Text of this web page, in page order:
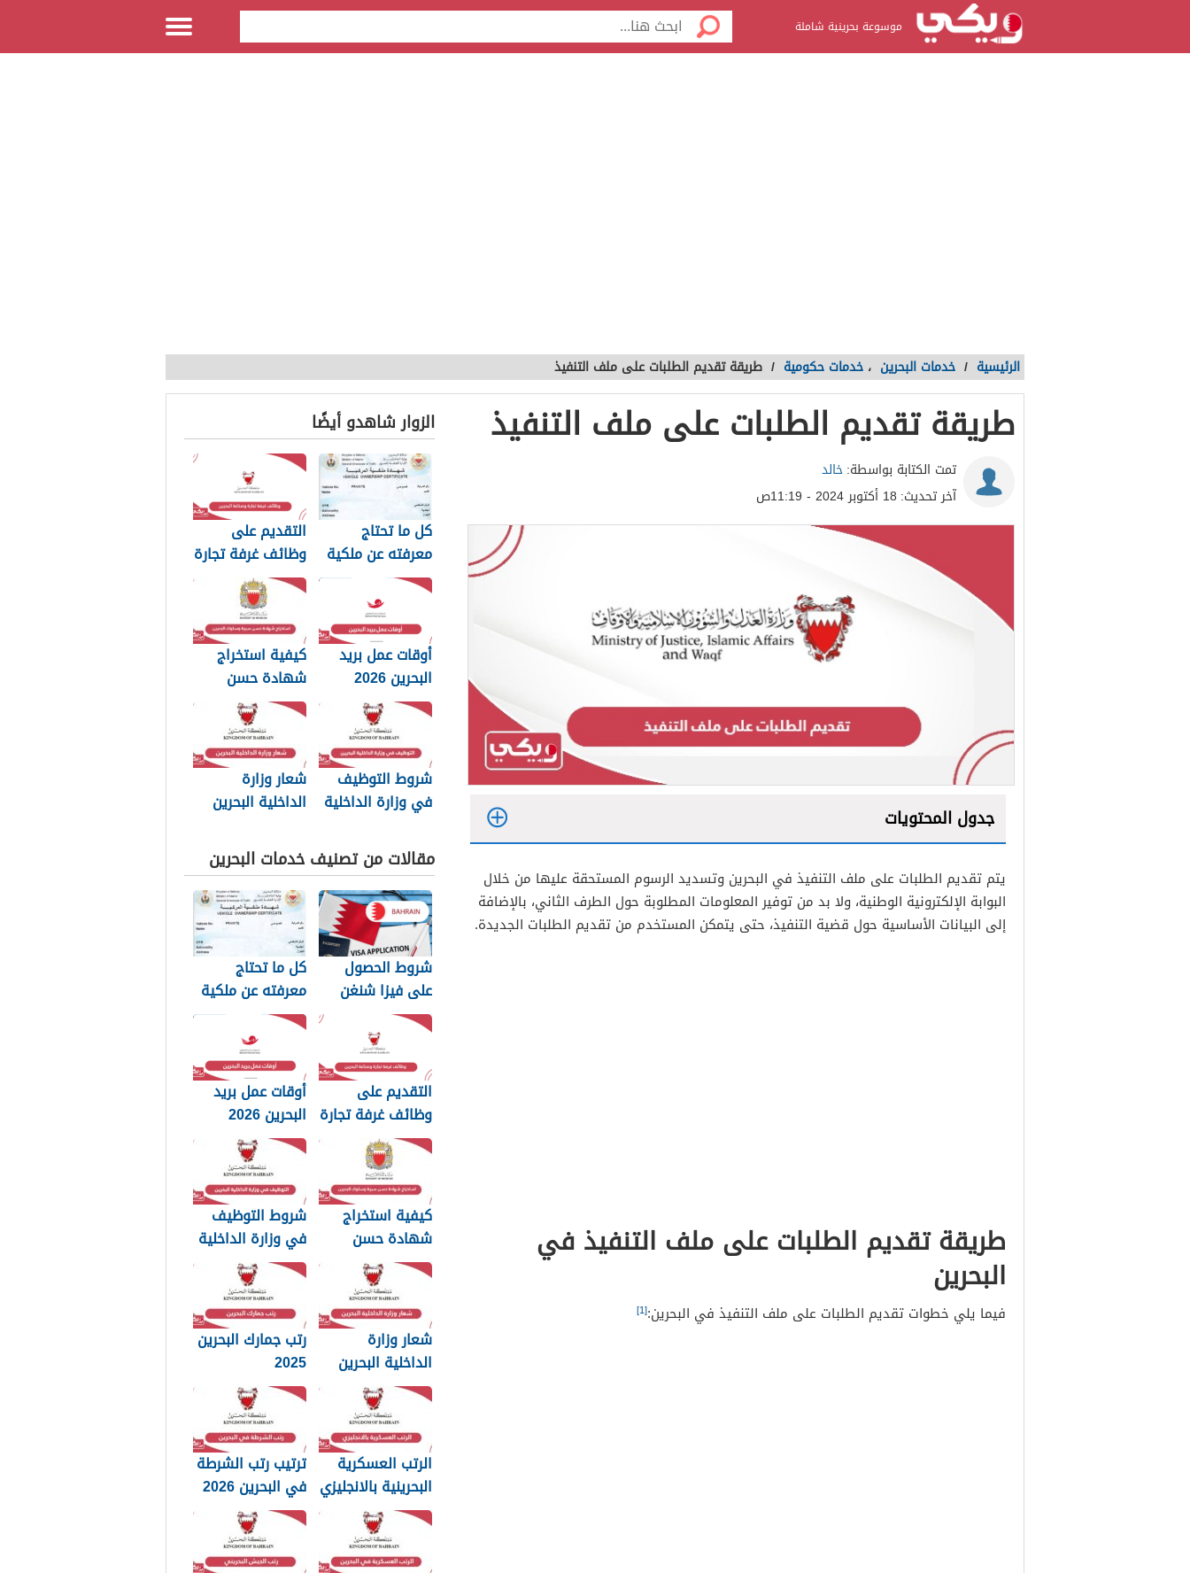
موسوعة بحرينية شاملة
الرئيسية / خدمات البحرين ، خدمات حكومية / طريقة تقديم الطلبات على ملف التنفيذ
طريقة تقديم الطلبات على ملف التنفيذ
تمت الكتابة بواسطة:خالد
آخر تحديث: 18 أكتوبر 2024 - 11:19ص
جدول المحتويات
2
يتم تقديم الطلبات على ملف التنفيذ في البحرين وتسديد الرسوم المستحقة عليها من خلال
البوابة الإلكترونية الوطنية، ولا بد من توفير المعلومات المطلوبة حول الطرف الثاني، بالإضافة
إلى البيانات الأساسية حول قضية التنفيذ، حتى يتمكن المستخدم من تقديم الطلبات الجديدة.
طريقة تقديم الطلبات على ملف التنفيذ في
البحرين
فيما يلي خطوات تقديم الطلبات على ملف التنفيذ في البحرين:[1]
الزوار شاهدو أيضًا
كل ما تحتاج
معرفته عن ملكية
السيارة في
البحرين
التقديم على
وظائف غرفة تجارة
وصناعة البحرين
2026
أوقات عمل بريد
البحرين 2026
كيفية استخراج
شهادة حسن
سيرة وسلوك
البحرين 2026
شروط التوظيف
في وزارة الداخلية
شعار وزارة
الداخلية البحرين
2025
مقالات من تصنيف خدمات البحرين
شروط الحصول
على فيزا شنغن
للبحرينيين: الدليل
الكامل
كل ما تحتاج
معرفته عن ملكية
السيارة في
البحرين
التقديم على
وظائف غرفة تجارة
وصناعة البحرين
2026
أوقات عمل بريد
البحرين 2026
كيفية استخراج
شهادة حسن
سيرة وسلوك
البحرين 2026
شروط التوظيف
في وزارة الداخلية
البحرين 2025
شعار وزارة
الداخلية البحرين
png بجودة عالية
2025
رتب جمارك البحرين
2025
الرتب العسكرية
البحرينية بالانجليزي
2025
ترتيب رتب الشرطة
في البحرين 2026